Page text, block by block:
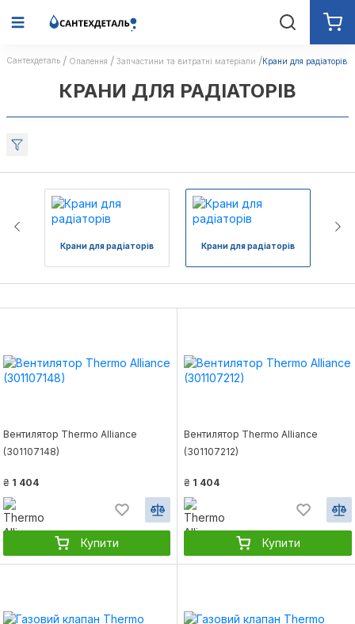
Сантехдеталь Опалення Запчастини та витратні матеріали Крани для радіаторів
КРАНИ ДЛЯ РАДІАТОРІВ
Крани для радіаторів Крани для радіаторів
Вентилятор Thermo Alliance
(301107148)
₴ 1 404
Купити
Вентилятор Thermo Alliance
(301107212)
₴ 1 404
Купити